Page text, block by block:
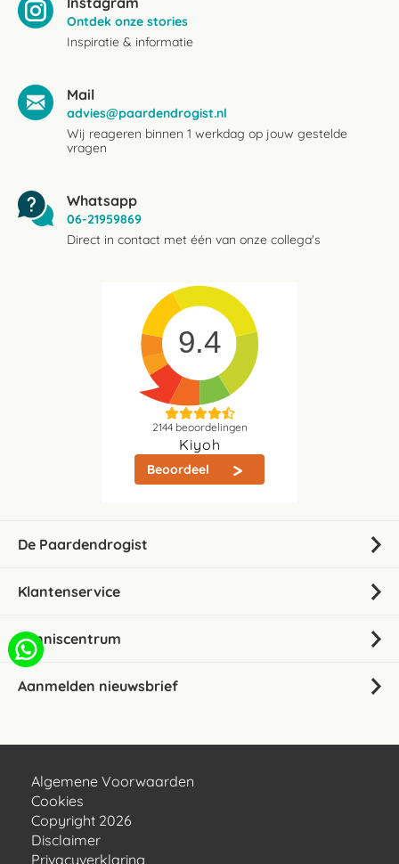
Ontdek onze stories
Inspiratie & informatie
Mail
advies@paardendrogist.nl
Wij reageren binnen 1 werkdag op jouw gestelde
vragen
Whatsapp
06-21959869
Direct in contact met één van onze collega's
9.4
2144beoordelingen
Kiyoh
Beoordeel
De Paardendrogist
Klantenservice
Kenniscentrum
Aanmelden nieuwsbrief
Algemene Voorwaarden
Cookies
Copyright 2026
Disclaimer
Privacyverklaring